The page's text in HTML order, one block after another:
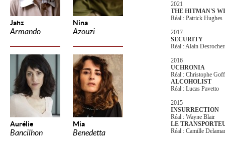
Jahz
Armando
Nina
Azouzi
Aurélie
Bancilhon
Mia
Benedetta
2021
THE HITMAN'S
Réal : Patrick Hughes
2017
SECURITY
Réal : Alain
2016
UCHRONIA
Réal : Christophe
ALCOHOLIST
Réal : Lucas Pavetto
2015
INSURRECTION
Réal : Wayne Blair
LE
Réal : Camille